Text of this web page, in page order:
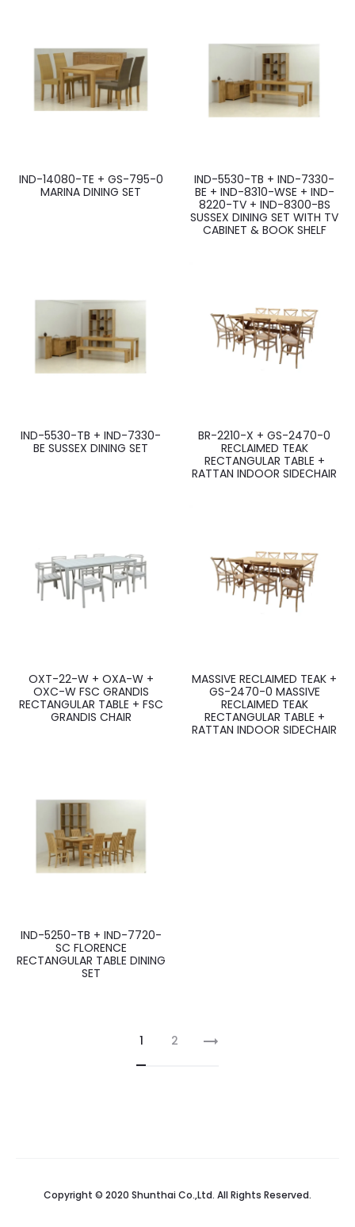
IND-14080-TE + GS-795-0
MARINA DINING SET
IND-5530-TB + IND-7330-
BE + IND-8310-WSE + IND-
8220-TV + IND-8300-BS
SUSSEX DINING SET WITH TV
CABINET & BOOK SHELF
IND-5530-TB + IND-7330-
BE SUSSEX DINING SET
BR-2210-X + GS-2470-0
RECLAIMED TEAK
RECTANGULAR TABLE +
RATTAN INDOOR SIDECHAIR
OXT-22-W + OXA-W +
OXC-W FSC GRANDIS
RECTANGULAR TABLE + FSC
GRANDIS CHAIR
MASSIVE RECLAIMED TEAK +
GS-2470-0 MASSIVE
RECLAIMED TEAK
RECTANGULAR TABLE +
RATTAN INDOOR SIDECHAIR
IND-5250-TB + IND-7720-
SC FLORENCE
RECTANGULAR TABLE DINING
SET
1 2
Copyright © 2020 Shunthai Co.,Ltd. All Rights Reserved.